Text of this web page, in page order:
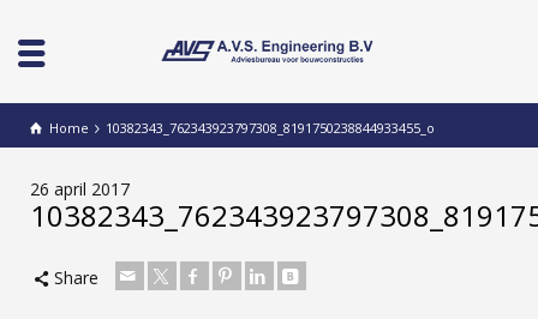
Home 10382343_762343923797308_8191750238844933455_o
26 april 2017
Share